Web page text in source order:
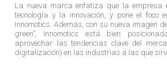
La nueva marca enfatiza que la empresa
tecnología y la innovación, y pone el foco
Innomotics. Además, con su nueva imagen
green”, Innomotics está bien
aprovechar las tendencias clave del
digitalización) en las industrias a las que